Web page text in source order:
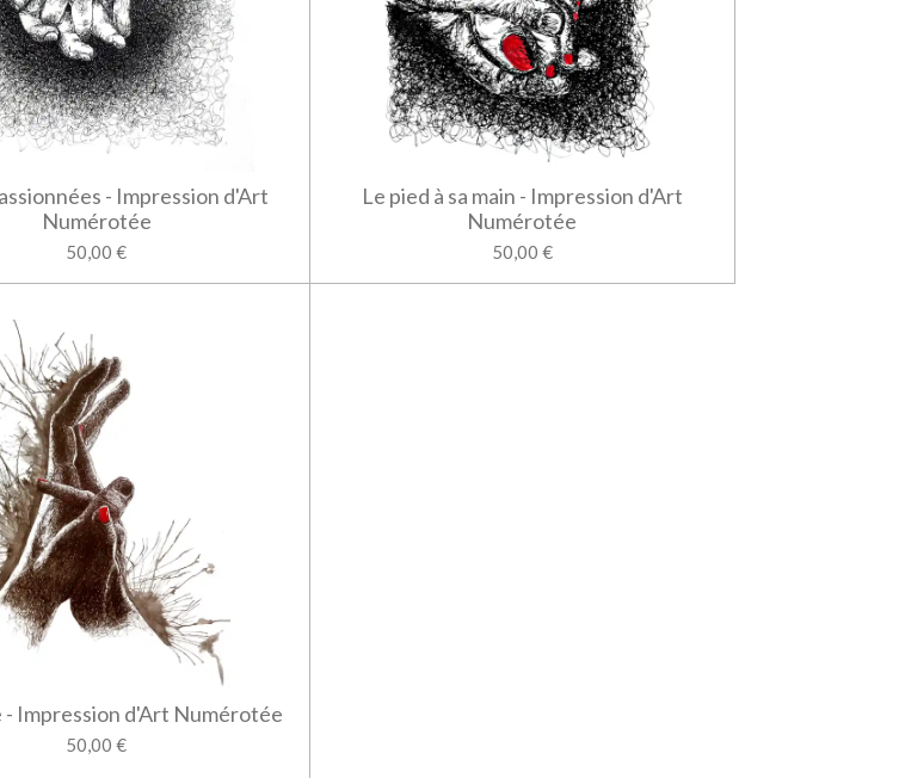
- Impression d'Art
Numérotée
50,00 €
Le pied à sa main - Impression d'Art
Numérotée
50,00 €
- Impression d'Art Numérotée
50,00 €